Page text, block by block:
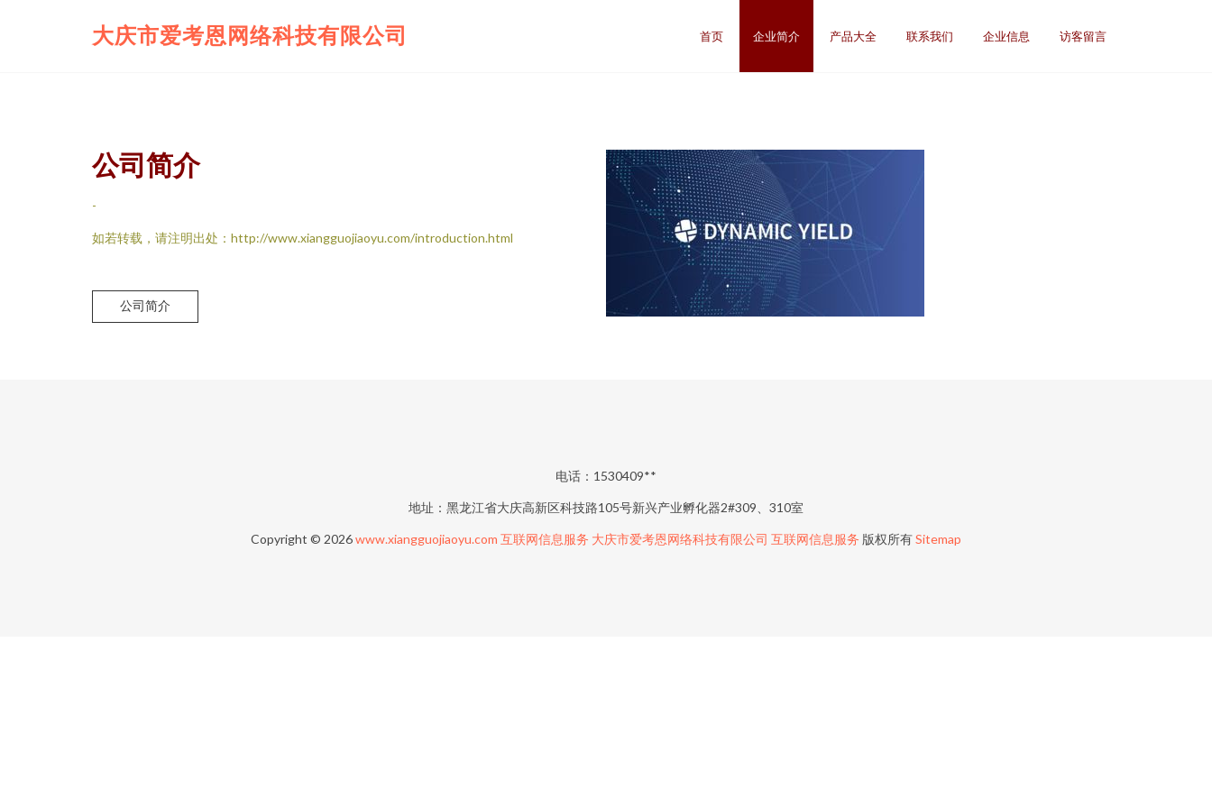
大庆市爱考恩网络科技有限公司 首页 企业简介 产品大全 联系我们 企业信息 访客留言
公司简介
-
如若转载，请注明出处：http://www.xiangguojiaoyu.com/introduction.html
公司简介
电话：1530409**
地址：黑龙江省大庆高新区科技路105号新兴产业孵化器2#309、310室
Copyright © 2026www.xiangguojiaoyu.com 互联网信息服务 大庆市爱考恩网络科技有限公司 互联网信息服务 版权所有Sitemap